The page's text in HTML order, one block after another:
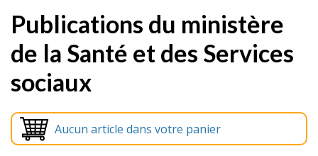
Publications du ministère
de la Santé et des Services
sociaux
Aucun article dans votre panier